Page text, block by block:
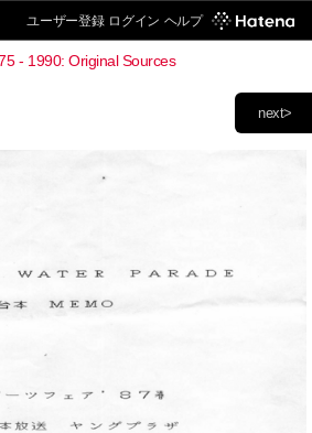
ユーザー登録 ログイン ヘルプ
- 1990: Original Sources
next>